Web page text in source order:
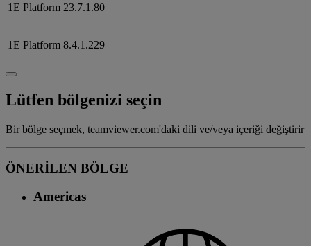
1E Platform 23.7.1.80
1E Platform 8.4.1.229
Lütfen bölgenizi seçin
Bir bölge seçmek, teamviewer.com'daki dili ve/veya içeriği değiştirir
ÖNERİLEN BÖLGE
Americas